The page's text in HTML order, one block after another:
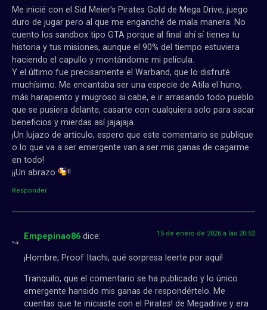
Me inicié con el Sid Meier’s Pirates Gold de Mega Drive, juego
duro de jugar pero al que me enganché de mala manera. No
cuento los sandbox tipo GTA porque al final ahí sí tienes tu
historia y tus misiones, aunque el 90% del tiempo estuviera
haciendo el capullo y montándome mi película.
Y el último fue precisamente el Warband, que lo disfruté
muchísimo. Me encantaba ser una especie de Atila el huno,
más harapiento y mugroso si cabe, e ir arrasando todo pueblo
que se pusiera delante, casarte con cualquiera solo para sacar
beneficios y mierdas así jajajaja.
¡Un lujazo de artículo, espero que este comentario se publique
o lo que va a ser emergente van a ser mis ganas de cagarme
en todo!
¡¡Un abrazo
!!
Responder
Empepinao86 dice: 15 de enero de 2026 a las 20:52
¡Hombre, Proof Itachi, qué sorpresa leerte por aquí!
Tranquilo, que el comentario se ha publicado y lo único
emergente hansido mis ganas de respondértelo. Me
cuentas que te iniciaste con el Pirates! de Megadrive y era